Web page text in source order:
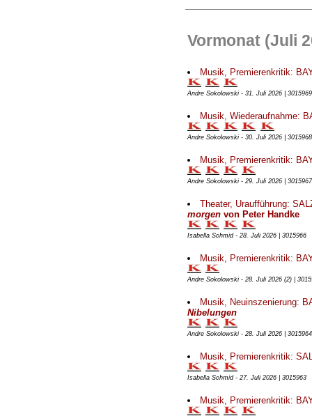
Vormonat (Juli
Musik, Premierenkritik:
Andre Sokolowski - 31. Juli 2026 | 3015969
Musik, Wiederaufnahme:
Andre Sokolowski - 30. Juli 2026 | 3015968
Musik, Premierenkritik:
Andre Sokolowski - 29. Juli 2026 | 3015967
Theater, Uraufführung:
morgenvon Peter Handke
Isabella Schmid - 28. Juli 2026 | 3015966
Musik, Premierenkritik:
Andre Sokolowski - 28. Juli 2026 (2) |
Musik, Neuinszenierung:
Nibelungen
Andre Sokolowski - 28. Juli 2026 | 3015964
Musik, Premierenkritik:
Isabella Schmid - 27. Juli 2026 | 3015963
Musik, Premierenkritik: